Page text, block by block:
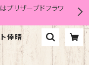
プリザーブドフラワ
倖晴